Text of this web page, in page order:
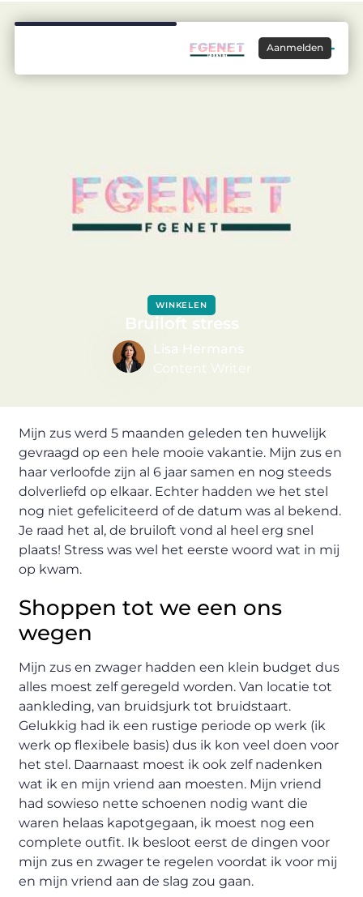
Aanmelden
WINKELEN
Bruiloft stress
Lisa Hermans
Content Writer
Mijn zus werd 5 maanden geleden ten huwelijk
gevraagd op een hele mooie vakantie. Mijn zus en
haar verloofde zijn al 6 jaar samen en nog steeds
dolverliefd op elkaar. Echter hadden we het stel
nog niet gefeliciteerd of de datum was al bekend.
Je raad het al, de bruiloft vond al heel erg snel
plaats! Stress was wel het eerste woord wat in mij
op kwam.
Shoppen tot we een ons
wegen
Mijn zus en zwager hadden een klein budget dus
alles moest zelf geregeld worden. Van locatie tot
aankleding, van bruidsjurk tot bruidstaart.
Gelukkig had ik een rustige periode op werk (ik
werk op flexibele basis) dus ik kon veel doen voor
het stel. Daarnaast moest ik ook zelf nadenken
wat ik en mijn vriend aan moesten. Mijn vriend
had sowieso nette schoenen nodig want die
waren helaas kapotgegaan, ik moest nog een
complete outfit. Ik besloot eerst de dingen voor
mijn zus en zwager te regelen voordat ik voor mij
en mijn vriend aan de slag zou gaan.